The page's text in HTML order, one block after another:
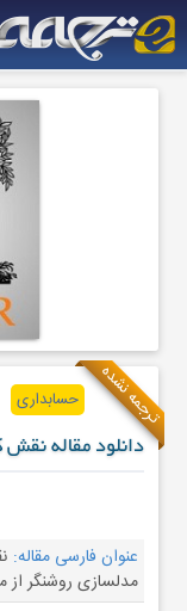
ترجمه نشده حسابداری
دانلود مقاله
عنوان فارسی مقاله:
مدلسازی روشنگر